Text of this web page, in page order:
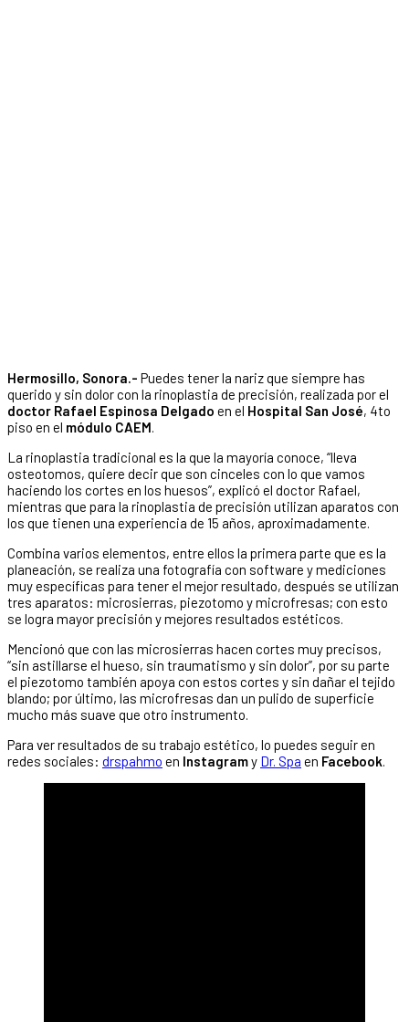
Hermosillo, Sonora.- Puedes tener la nariz que siempre has
querido y sin dolor con la rinoplastia de precisión, realizada por el
doctor Rafael Espinosa Delgado en el Hospital San José, 4to
piso en el módulo CAEM.
La rinoplastia tradicional es la que la mayoría conoce, “lleva
osteotomos, quiere decir que son cinceles con lo que vamos
haciendo los cortes en los huesos”, explicó el doctor Rafael,
mientras que para la rinoplastia de precisión utilizan aparatos con
los que tienen una experiencia de 15 años, aproximadamente.
Combina varios elementos, entre ellos la primera parte que es la
planeación, se realiza una fotografía con software y mediciones
muy específicas para tener el mejor resultado, después se utilizan
tres aparatos: microsierras, piezotomo y microfresas; con esto
se logra mayor precisión y mejores resultados estéticos.
Mencionó que con las microsierras hacen cortes muy precisos,
“sin astillarse el hueso, sin traumatismo y sin dolor”, por su parte
el piezotomo también apoya con estos cortes y sin dañar el tejido
blando; por último, las microfresas dan un pulido de superficie
mucho más suave que otro instrumento.
Para ver resultados de su trabajo estético, lo puedes seguir en
redes sociales: drspahmo en Instagramy Dr. Spa en Facebook.